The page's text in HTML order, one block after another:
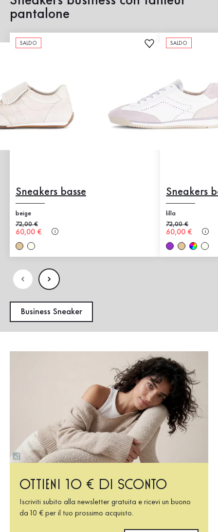
pantalone
SALDO
Sneakers basse
beige
Prezzo precedente
72,00 €
Nuovo prezzo
60,00 €
SALDO
Sneakers
lilla
Prezzo
72,00 €
Nuovo prezzo
60,00 €
Business Sneaker
Ottieni 10 € di sconto
Iscriviti subito alla newsletter gratuita e ricevi un buono
da 10 € per il tuo prossimo acquisto.